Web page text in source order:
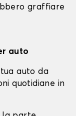
graffiare
auto
auto da
quotidiane in